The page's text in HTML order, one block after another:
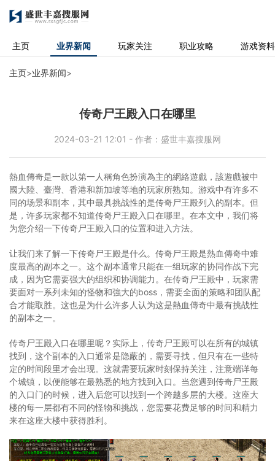
主页 业界新闻 玩家关注 职业攻略 游戏资料
主页>业界新闻>
传奇尸王殿入口在哪里
2024-03-21 12:01 - 作者：盛世丰嘉搜服网
熱血傳奇是一款以第一人稱角色扮演為主的網絡遊戲，該遊戲被中
國大陸、臺灣、香港和新加坡等地的玩家所熟知。游戏中有许多不
同的场景和副本，其中最具挑战性的是传奇尸王殿列入的副本。但
是，许多玩家都不知道传奇尸王殿入口在哪里。在本文中，我们将
为您介绍一下传奇尸王殿入口的位置和进入方法。
让我们来了解一下传奇尸王殿是什么。传奇尸王殿是熱血傳奇中难
度最高的副本之一。这个副本通常只能在一组玩家的协同作战下完
成，因为它需要强大的组织和协调能力。在传奇尸王殿中，玩家需
要面对一系列未知的怪物和強大的boss，需要全面的策略和团队配
合才能取胜。这也是为什么许多人认为这是熱血傳奇中最有挑战性
的副本之一。
传奇尸王殿入口在哪里呢？实际上，传奇尸王殿可以在所有的城镇
找到，这个副本的入口通常是隐蔽的，需要寻找，但只有在一些特
定的时间段里才会出现。这就需要玩家时刻保持关注，注意端详每
个城镇，以便能够在最熟悉的地方找到入口。当您遇到传奇尸王殿
的入口门的时候，进入后您可以找到一个跨越多层的大楼。这座大
楼的每一层都有不同的怪物和挑战，您需要花费足够的时间和精力
来在这座大楼中获得胜利。